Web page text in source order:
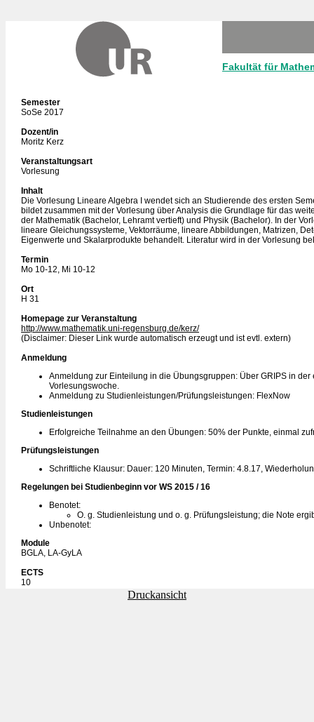
Fakultät für
Semester
SoSe 2017
Dozent/in
Moritz Kerz
Veranstaltungsart
Vorlesung
Inhalt
Die Vorlesung Lineare Algebra I wendet sich an Studierende des ersten
bildet zusammen mit der Vorlesung über Analysis die Grundlage für das
der Mathematik (Bachelor, Lehramt vertieft) und Physik (Bachelor). In der
lineare Gleichungssysteme, Vektorräume, lineare Abbildungen, Matrizen,
Eigenwerte und Skalarprodukte behandelt. Literatur wird in der Vorlesung
Termin
Mo 10-12, Mi 10-12
Ort
H 31
Homepage zur Veranstaltung
http://www.mathematik.uni-regensburg.de/kerz/
(Disclaimer: Dieser Link wurde automatisch erzeugt und ist evtl. extern)
Anmeldung
Anmeldung zur Einteilung in die Übungsgruppen: Über GRIPS in der
Vorlesungswoche.
Anmeldung zu Studienleistungen/Prüfungsleistungen: FlexNow
Studienleistungen
Erfolgreiche Teilnahme an den Übungen: 50% der Punkte, einmal
Prüfungsleistungen
Schriftliche Klausur: Dauer: 120 Minuten, Termin: 4.8.17,
Regelungen bei Studienbeginn vor WS 2015 / 16
Benotet:
O. g. Studienleistung und o. g. Prüfungsleistung; die Note
Unbenotet:
Module
BGLA, LA-GyLA
ECTS
10
Druckansicht